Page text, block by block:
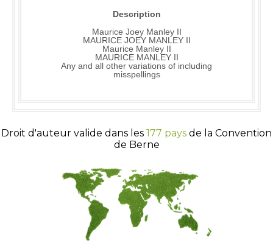
Description
Maurice Joey Manley II
MAURICE JOEY MANLEY II
Maurice Manley II
MAURICE MANLEY II
Any and all other variations of including
misspellings
Droit d'auteur valide dans les 177 pays de la Convention
de Berne